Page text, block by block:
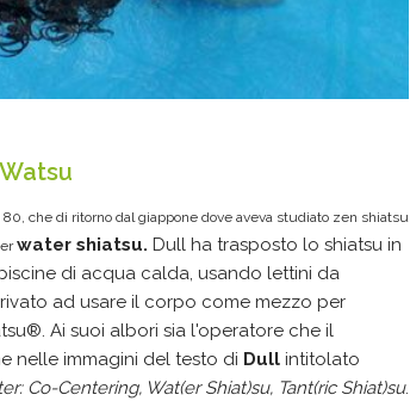
80, che di ritorno dal giappone dove aveva studiato zen shiatsu
water shiatsu. Dull ha trasposto lo shiatsu in
di acqua calda, usando lettini da
ad usare il corpo come mezzo per
Ai suoi albori sia l'operatore che il
nelle immagini del testo di Dull intitolato
Co-Centering, Wat(er Shiat)su, Tant(ric Shiat)su.